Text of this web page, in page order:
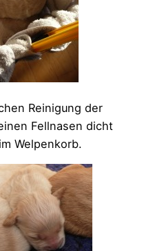
Reinigung der
Fellnasen dicht
Welpenkorb.